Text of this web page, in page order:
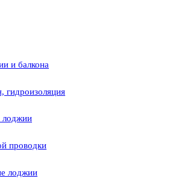
и балкона
гидроизоляция
лоджии
проводки
лоджии